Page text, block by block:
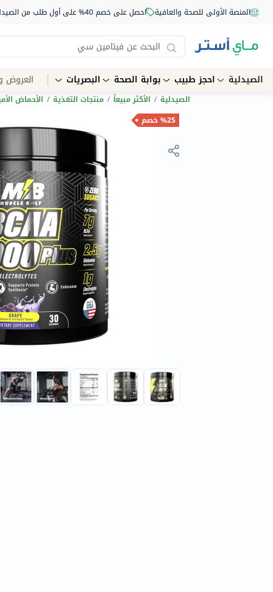
المنصة الأولى للصحة والعافية احصل على خصم 40% على أول طلب من الصيدلية أونلاين استخدم الكود: NEW40
الصيدلية احجز طبيب بوابة الصحة البصريات العروض
الصيدلية / الأكثر مبيعاً / منتجات التغذية / الأحماض
%25 خصم